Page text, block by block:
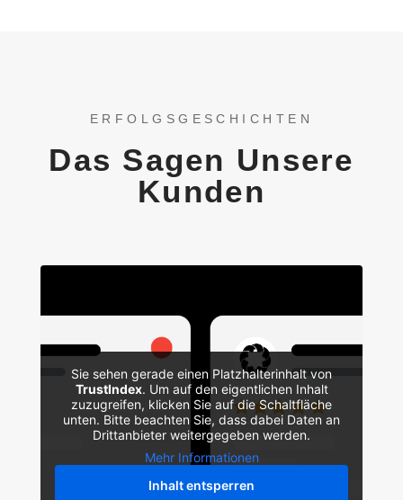
ERFOLGSGESCHICHTEN
Das Sagen Unsere
Kunden
Sie sehen gerade einen Platzhalterinhalt von
TrustIndex. Um auf den eigentlichen Inhalt
zuzugreifen, klicken Sie auf die Schaltfläche
unten. Bitte beachten Sie, dass dabei Daten an
Drittanbieter weitergegeben werden.
Mehr Informationen
Inhalt entsperren